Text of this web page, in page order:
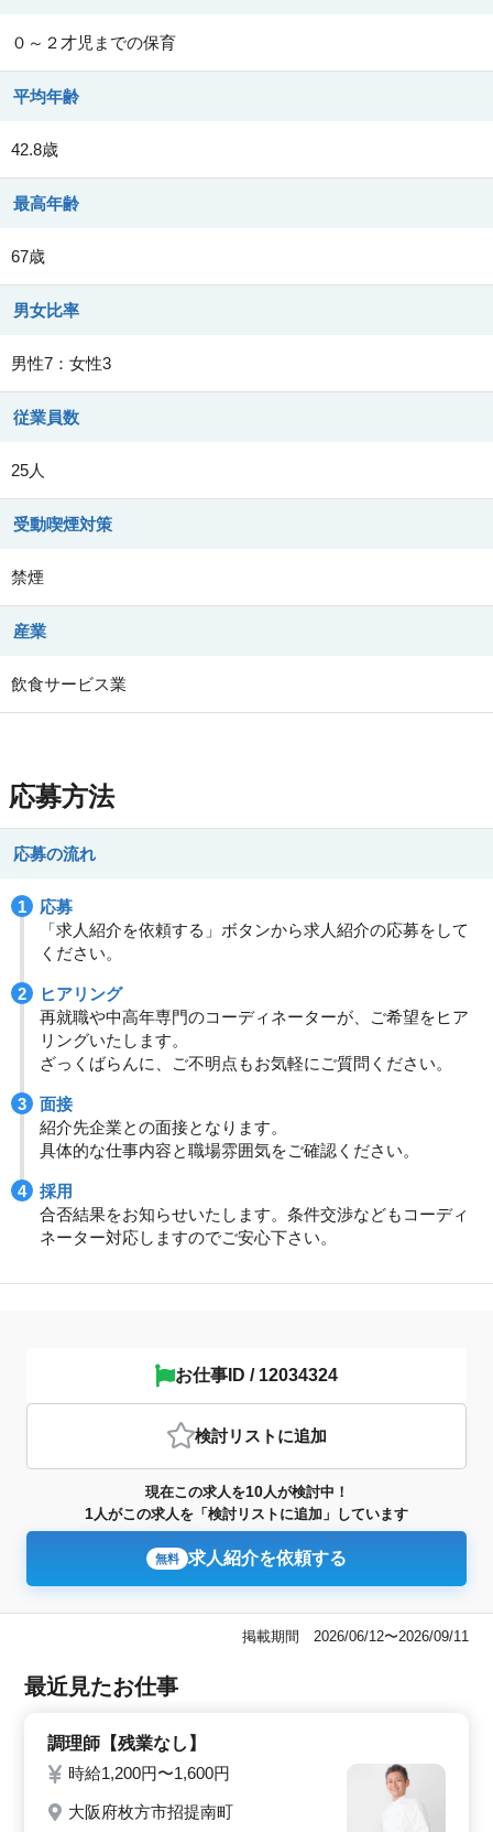
０～２才児までの保育
平均年齢
42.8歳
最高年齢
67歳
男女比率
男性7：女性3
従業員数
25人
受動喫煙対策
禁煙
産業
飲食サービス業
応募方法
応募の流れ
応募
「求人紹介を依頼する」ボタンから求人紹介の応募をして
ください。
ヒアリング
再就職や中高年専門のコーディネーターが、ご希望をヒア
リングいたします。
ざっくばらんに、ご不明点もお気軽にご質問ください。
面接
紹介先企業との面接となります。
具体的な仕事内容と職場雰囲気をご確認ください。
採用
合否結果をお知らせいたします。条件交渉などもコーディ
ネーター対応しますのでご安心下さい。
お仕事ID / 12034324
検討リスト に追加
現在この求人を10人が検討中！
1人がこの求人を「検討リストに追加」しています
無料 求人紹介を依頼する
掲載期間 2026/06/12〜2026/09/11
最近見たお仕事
調理師【残業なし】
時給1,200円〜1,600円
大阪府枚方市招提南町